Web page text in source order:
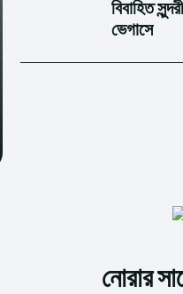
বিবাহিত
ভেগাসে
নোরার